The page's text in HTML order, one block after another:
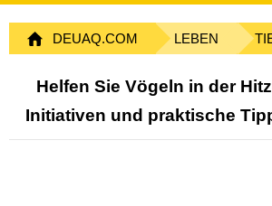
DEUAQ.COM LEBEN
Helfen Sie Vögeln in der
Initiativen und praktische